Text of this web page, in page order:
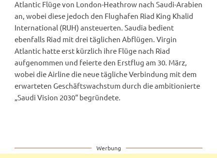
Atlantic Flüge von London-Heathrow nach Saudi-Arabien
an, wobei diese jedoch den Flughafen Riad King Khalid
International (RUH) ansteuerten. Saudia bedient
ebenfalls Riad mit drei täglichen Abflügen. Virgin
Atlantic hatte erst kürzlich ihre Flüge nach Riad
aufgenommen und feierte den Erstflug am 30. März,
wobei die Airline die neue tägliche Verbindung mit dem
erwarteten Geschäftswachstum durch die ambitionierte
„Saudi Vision 2030“ begründete.
Werbung